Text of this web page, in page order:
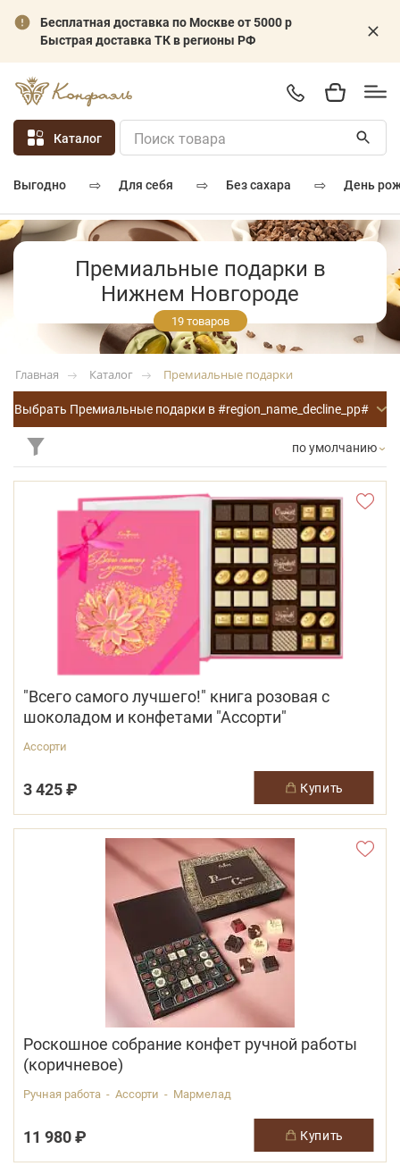
Бесплатная доставка по Москве от 5000 р
Быстрая доставка ТК в регионы РФ
Каталог
выгодно ⇨ для себя ⇨ без сахара ⇨ день
Премиальные подарки в
Нижнем Новгороде
19 товаров
Главная Каталог Премиальные подарки
Выбрать Премиальные подарки в #region_name_decline_pp#
по умолчанию
"Всего самого лучшего!" книга розовая с
шоколадом и конфетами "Ассорти"
Ассорти
3 425 ₽ купить
Роскошное собрание конфет ручной работы
(коричневое)
Ручная работа - Ассорти - Мармелад
11 980 ₽ купить